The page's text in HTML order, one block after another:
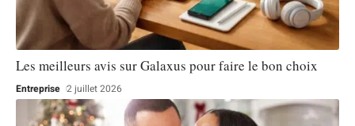
Les meilleurs avis sur Galaxus pour faire le bon choix
Entreprise 2 juillet 2026